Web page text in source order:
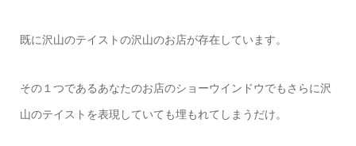
既に沢山のテイストの沢山のお店が存在しています。
その１つであるあなたのお店のショーウインドウでもさらに沢
山のテイストを表現していても埋もれてしまうだけ。